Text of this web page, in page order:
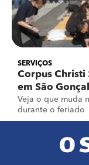
SERVIÇOS
Corpus Christi
em São
Veja o que muda
durante o feriado